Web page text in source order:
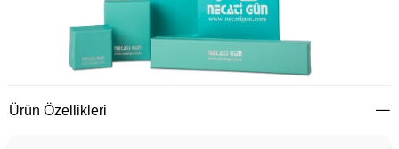
Ürün Özellikleri